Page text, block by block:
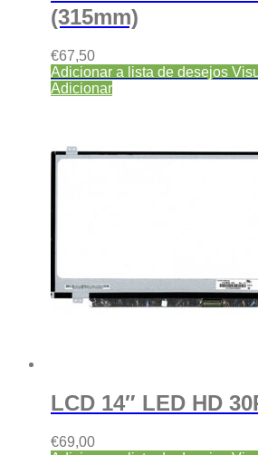
(315mm)
€67,50
Adicionar a lista de desejos
Adicionar
LCD 14″ LED HD
€69,00